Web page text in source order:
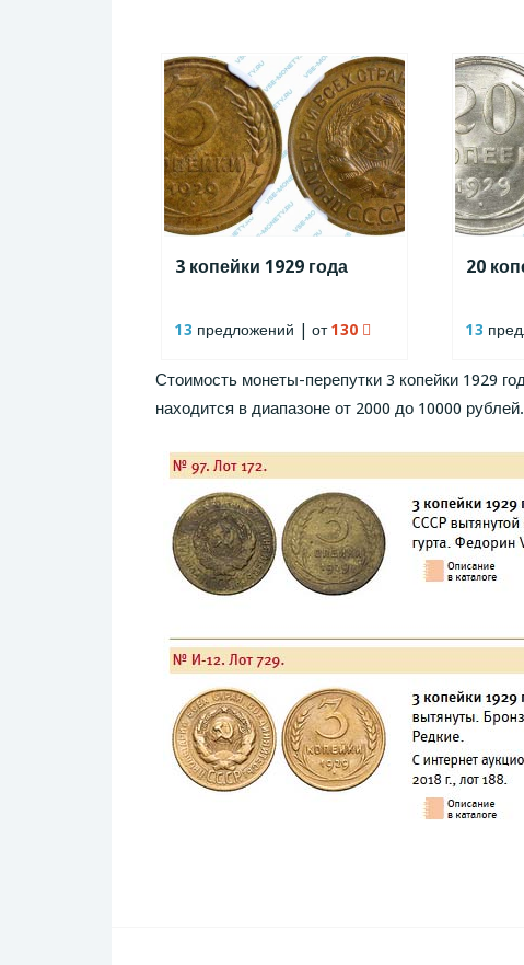
3 копейки 1929 года
13 предложений | от130
20
13
Стоимость монеты-перепутки 3 копейки 1929
находится в диапазоне от 2000 до 10000 рублей.